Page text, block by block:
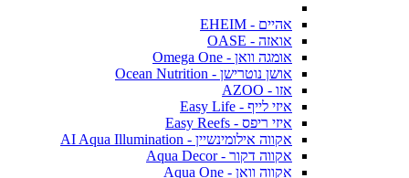
אהיים - EHEIM
אואזה - OASE
אומגה וואן - Omega One
אושן נוטרישן - Ocean Nutrition
אזו - AZOO
איזי לייף - Easy Life
איזי ריפס - Easy Reefs
אקווה אילומינשיין - AI Aqua Illumination
אקווה דקור - Aqua Decor
אקווה וואן - Aqua One